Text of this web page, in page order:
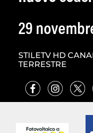
29
STILETV HD
TERRESTRE